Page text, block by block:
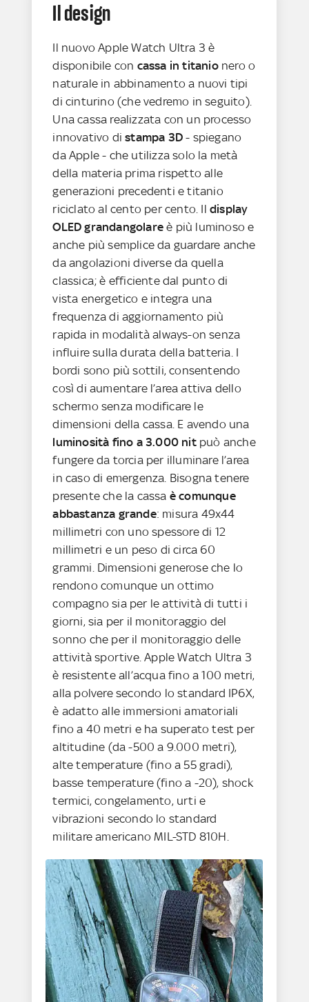
Il design
Il nuovo Apple Watch Ultra 3 è
disponibile con cassa in titanio nero o
naturale in abbinamento a nuovi tipi
di cinturino (che vedremo in seguito).
Una cassa realizzata con un processo
innovativo distampa 3D- spiegano
da Apple - che utilizza solo la metà
della materia prima rispetto alle
generazioni precedenti e titanio
riciclato al cento per cento. Ildisplay
OLED grandangolareè più luminoso e
anche più semplice da guardare anche
da angolazioni diverse da quella
classica; è efficiente dal punto di
vista energetico e integra una
frequenza di aggiornamento più
rapida in modalità always-on senza
influire sulla durata della batteria. I
bordi sono più sottili, consentendo
così di aumentare l’area attiva dello
schermo senza modificare le
dimensioni della cassa. E avendo una
luminosità fino a 3.000 nit può anche
fungere da torcia per illuminare l’area
in caso di emergenza. Bisogna tenere
presente che la cassa è comunque
abbastanza grande: misura 49x44
millimetri con uno spessore di 12
millimetri e un peso di circa 60
grammi. Dimensioni generose che lo
rendono comunque un ottimo
compagno sia per le attività di tutti i
giorni, sia per il monitoraggio del
sonno che per il monitoraggio delle
attività sportive. Apple Watch Ultra 3
è resistente all’acqua fino a 100 metri,
alla polvere secondo lo standard IP6X,
è adatto alle immersioni amatoriali
fino a 40 metri e ha superato test per
altitudine (da -500 a 9.000 metri),
alte temperature (fino a 55 gradi),
basse temperature (fino a -20), shock
termici, congelamento, urti e
vibrazioni secondo lo standard
militare americano MIL-STD 810H.